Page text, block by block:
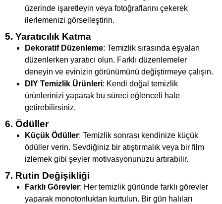
üzerinde işaretleyin veya fotoğraflarını çekerek
ilerlemenizi görselleştirin.
5. Yaratıcılık Katma
Dekoratif Düzenleme: Temizlik sırasında eşyaları
düzenlerken yaratıcı olun. Farklı düzenlemeler
deneyin ve evinizin görünümünü değiştirmeye çalışın.
DIY Temizlik Ürünleri: Kendi doğal temizlik
ürünlerinizi yaparak bu süreci eğlenceli hale
getirebilirsiniz.
6. Ödüller
Küçük Ödüller: Temizlik sonrası kendinize küçük
ödüller verin. Sevdiğiniz bir atıştırmalık veya bir film
izlemek gibi şeyler motivasyonunuzu artırabilir.
7. Rutin Değişikliği
Farklı Görevler: Her temizlik gününde farklı görevler
yaparak monotonluktan kurtulun. Bir gün halıları